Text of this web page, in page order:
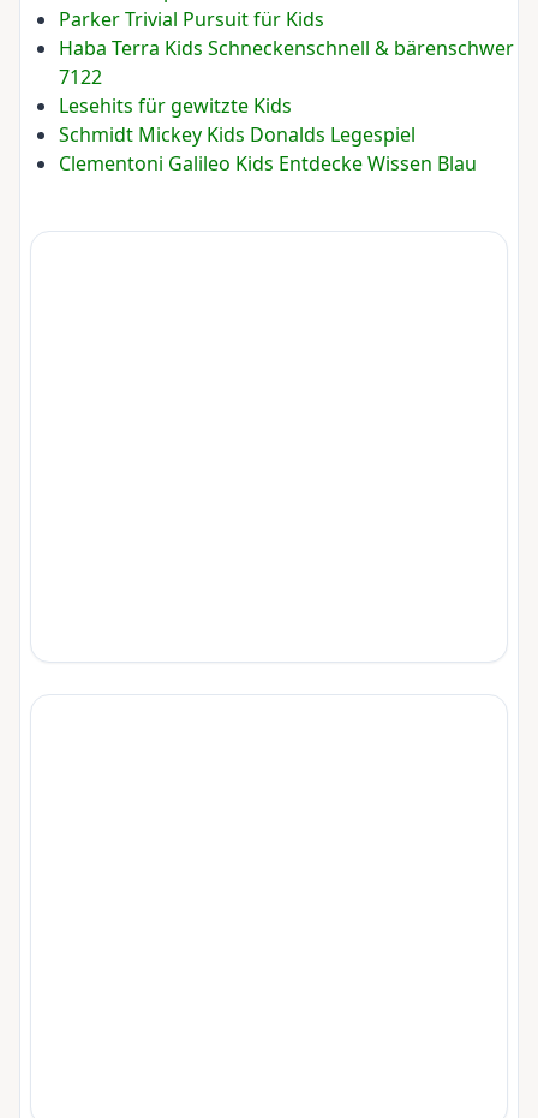
Parker Trivial Pursuit für Kids
Haba Terra Kids Schneckenschnell & bärenschwer
7122
Lesehits für gewitzte Kids
Schmidt Mickey Kids Donalds Legespiel
Clementoni Galileo Kids Entdecke Wissen Blau